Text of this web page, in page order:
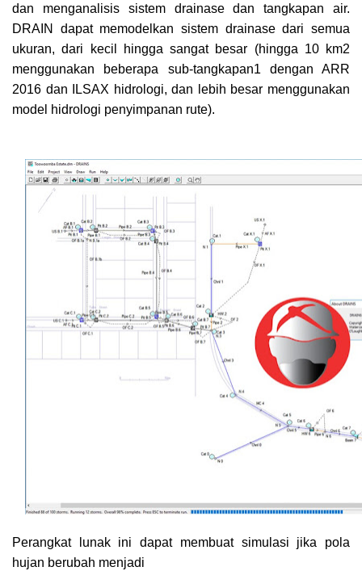
dan menganalisis sistem drainase dan tangkapan air.
DRAIN dapat memodelkan sistem drainase dari semua
ukuran, dari kecil hingga sangat besar (hingga 10 km2
menggunakan beberapa sub-tangkapan1 dengan ARR
2016 dan ILSAX hidrologi, dan lebih besar menggunakan
model hidrologi penyimpanan rute).
Perangkat lunak ini dapat membuat simulasi jika pola
hujan berubah menjadi